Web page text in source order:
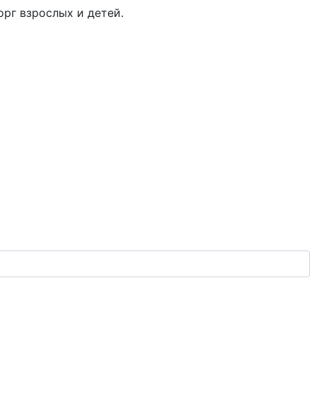
взрослых и детей.